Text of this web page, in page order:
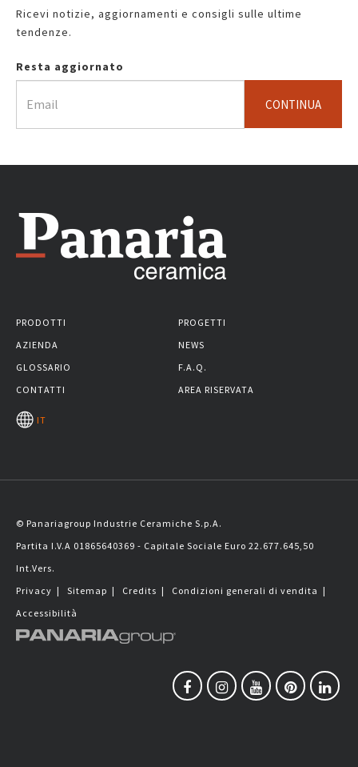
Ricevi notizie, aggiornamenti e consigli sulle ultime
tendenze.
Resta aggiornato
CONTINUA
PRODOTTI
PROGETTI
AZIENDA
NEWS
GLOSSARIO
F.A.Q.
CONTATTI
AREA RISERVATA
IT
© Panariagroup Industrie Ceramiche S.p.A.
Partita I.V.A 01865640369 - Capitale Sociale Euro 22.677.645,50
Int.Vers.
Privacy | Sitemap | Credits | Condizioni generali di vendita |
Accessibilità